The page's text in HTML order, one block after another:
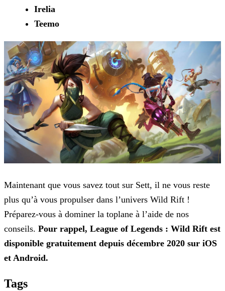
Irelia
Teemo
Maintenant que vous savez tout sur Sett, il ne vous reste
plus qu’à vous propulser dans l’univers Wild Rift !
Préparez-vous à dominer la toplane à l’aide de nos
conseils. Pour rappel, League of Legends : Wild Rift est
disponible gratuitement depuis décembre 2020 sur iOS
et Android.
Tags